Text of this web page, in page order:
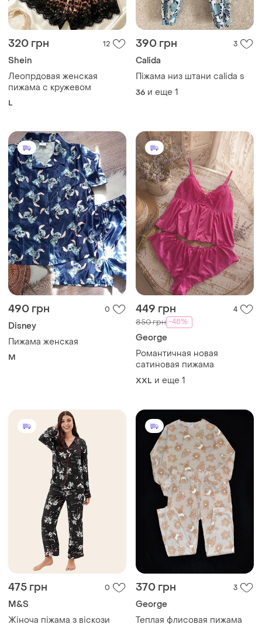
320 грн 12
Shein
Леопрдовая женская
пижама с кружевом
L
390 грн 3
Calida
Піжама низ штани calida s
36 и еще 1
490 грн 0
Disney
Пижама женская
M
449 грн 4
850 грн -48%
George
Романтичная новая
сатиновая пижама
XXL и еще 1
475 грн 0
M&S
Жіноча піжама з віскози
370 грн 3
George
Теплая флисовая пижама